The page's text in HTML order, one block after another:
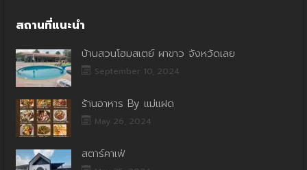
สถานที่แนะนำ
บ้านสวนโฮมสเตย์ ผาขาว จังหวัดเลย
September 10, 2024
ร้านอาหาร By แม่แฝด
May 26, 2024
สตาร์คาเฟ่